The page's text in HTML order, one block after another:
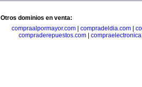
Otros dominios en venta:
compraalpormayor.com| compradeldia.com|
compraderepuestos.com|